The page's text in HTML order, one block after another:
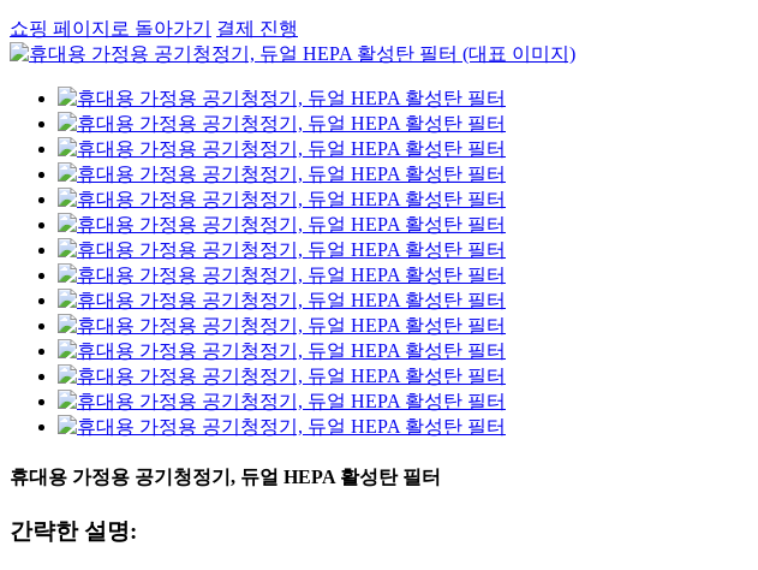
쇼핑 페이지로 돌아가기 결제 진행
휴대용 가정용 공기청정기, 듀얼 HEPA 활성탄 필터
간략한 설명: